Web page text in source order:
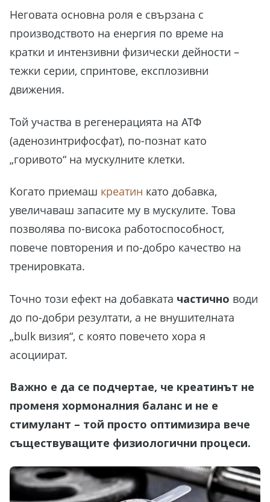
Неговата основна роля е свързана с
производството на енергия по време на
кратки и интензивни физически дейности –
тежки серии, спринтове, експлозивни
движения.
Той участва в регенерацията на АТФ
(аденозинтрифосфат), по-познат като
„горивото“ на мускулните клетки.
Когато приемаш креатин като добавка,
увеличаваш запасите му в мускулите. Това
позволява по-висока работоспособност,
повече повторения и по-добро качество на
тренировката.
Точно този ефект на добавката частично води
до по-добри резултати, а не внушителната
„bulk визия“, с която повечето хора я
асоциират.
Важно е да се подчертае, че креатинът не
променя хормоналния баланс и не е
стимулант – той просто оптимизира вече
съществуващите физиологични процеси.